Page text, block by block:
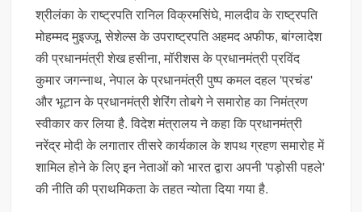
श्रीलंका के राष्ट्रपति रानिल विक्रमसिंघे, मालदीव के राष्ट्रपति
मोहम्मद मुइज्जू, सेशेल्स के उपराष्ट्रपति अहमद अफीफ, बांग्लादेश
की प्रधानमंत्री शेख हसीना, मॉरीशस के प्रधानमंत्री प्रविंद
कुमार जगन्नाथ, नेपाल के प्रधानमंत्री पुष्प कमल दहल 'प्रचंड'
और भूटान के प्रधानमंत्री शेरिंग तोबगे ने समारोह का निमंत्रण
स्वीकार कर लिया है. विदेश मंत्रालय ने कहा कि प्रधानमंत्री
नरेंद्र मोदी के लगातार तीसरे कार्यकाल के शपथ ग्रहण समारोह में
शामिल होने के लिए इन नेताओं को भारत द्वारा अपनी 'पड़ोसी पहले'
की नीति की प्राथमिकता के तहत न्योता दिया गया है.